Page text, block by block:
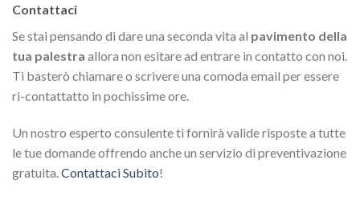
Contattaci
Se stai pensando di dare una seconda vita al pavimento della
tua palestra allora non esitare ad entrare in contatto con noi.
Ti basterò chiamare o scrivere una comoda email per essere
ri-contattatto in pochissime ore.
Un nostro esperto consulente ti fornirà valide risposte a tutte
le tue domande offrendo anche un servizio di preventivazione
gratuita. Contattaci Subito!